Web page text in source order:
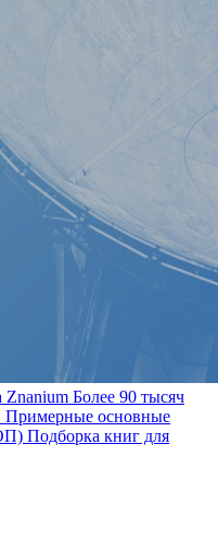
Znanium Более 90 тысяч
основные
Подборка книг для